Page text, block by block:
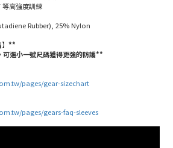
等高強度訓練
Rubber), 25% Nylon
】**
選小一號尺碼獲得更強的防護**
pages/gear-sizechart
pages/gears-faq-sleeves